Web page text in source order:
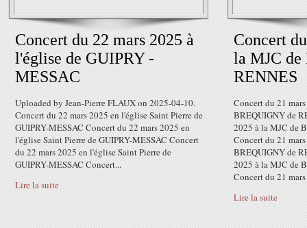
Concert du 22 mars 2025 à
l'église de GUIPRY -
MESSAC
Uploaded by Jean-Pierre FLAUX on 2025-04-10.
Concert du 22 mars 2025 en l'église Saint Pierre de
GUIPRY-MESSAC Concert du 22 mars 2025 en
l'église Saint Pierre de GUIPRY-MESSAC Concert
du 22 mars 2025 en l'église Saint Pierre de
GUIPRY-MESSAC Concert...
Lire la suite
Concert
la MJC
RENNES
Concert du 21
BREQUIGNY de
2025 à la MJC de
Concert du 21
BREQUIGNY de
2025 à la MJC de
Concert du 21
Lire la suite